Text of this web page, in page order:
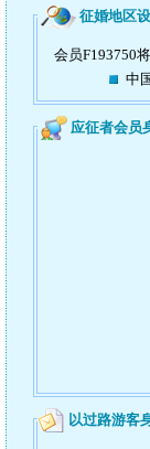
征婚地区
会员F193750
中
应征者会员
以过路游客